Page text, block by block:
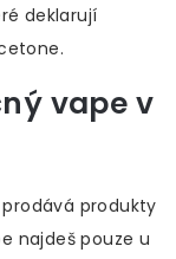
deklarují
vape v
produkty
najdeš pouze u